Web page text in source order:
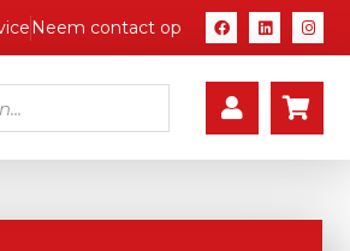
Neem contact op